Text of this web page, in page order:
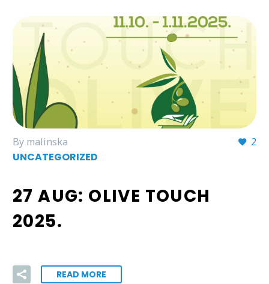
2
By malinska
UNCATEGORIZED
27 AUG: OLIVE TOUCH
2025.
READ MORE